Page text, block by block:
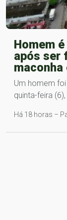
Homem
após ser
maconha
Um homem
quinta-feira
Há 18 horas –